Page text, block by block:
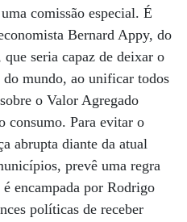
comissão especial. É
Bernard Appy, do
seria capaz de deixar o
mundo, ao unificar todos
o Valor Agregado
consumo. Para evitar o
abrupta diante da atual
prevê uma regra
encampada por Rodrigo
políticas de receber